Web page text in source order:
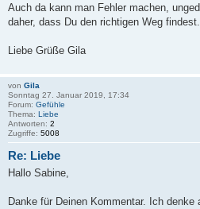
Auch da kann man Fehler machen,
daher, dass Du den richtigen Weg findest.
Liebe Grüße Gila
von Gila
Sonntag 27. Januar 2019, 17:34
Forum: Gefühle
Thema: Liebe
Antworten: 2
Zugriffe: 5008
Re: Liebe
Hallo Sabine,
Danke für Deinen Kommentar. Ich